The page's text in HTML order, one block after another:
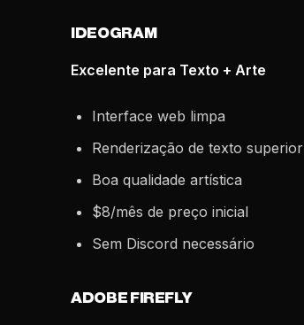
IDEOGRAM
Excelente para Texto + Arte
Interface web limpa
Renderização de texto superior
Boa qualidade artística
$8/mês de preço inicial
Sem Discord necessário
ADOBE FIREFLY